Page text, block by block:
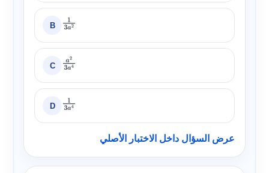
B 13a
C a23
D 13a
عرض السؤال داخل الاختبار الأصلي